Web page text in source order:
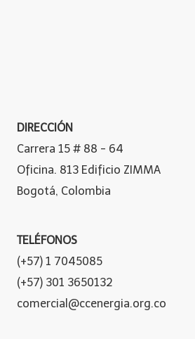
DIRECCIÓN
Carrera 15 # 88 - 64
Oficina. 813 Edificio ZIMMA
Bogotá, Colombia
TELÉFONOS
(+57) 1 7045085
(+57) 301 3650132
comercial@ccenergia.org.co